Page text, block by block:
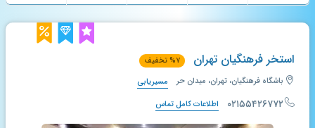
استخر فرهنگیان تهران %۷ تخفیف
باشگاه فرهنگیان، تهران، میدان حر
مسیریابی
۰۲۱۵۵۴۲۶۷۷۲ اطلاعات کامل تماس